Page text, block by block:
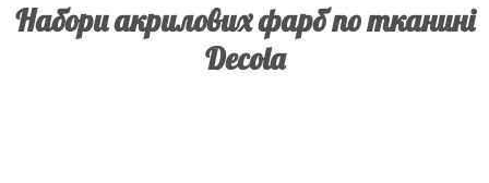
Набори акрилових фарб по тканині
Decola